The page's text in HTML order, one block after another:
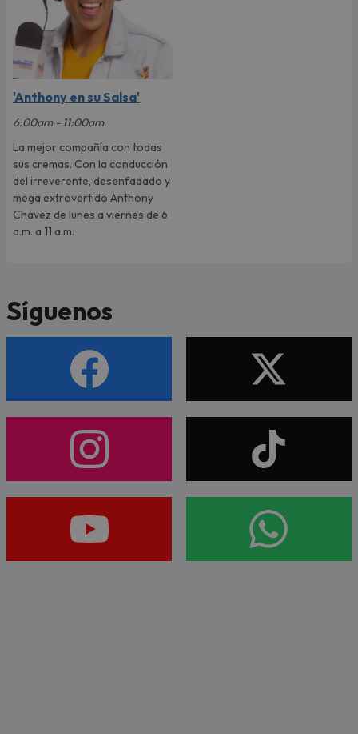
'Anthony en su Salsa'
6:00am - 11:00am
La mejor compañía con todas
sus cremas. Con la conducción
del irreverente, desenfadado y
mega extrovertido Anthony
Chávez de lunes a viernes de 6
a.m. a 11 a.m.
Síguenos